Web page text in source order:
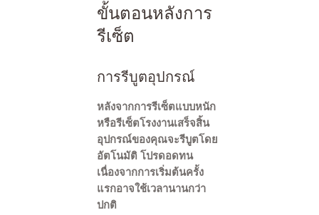
ขั้นตอนหลังการ
รีเซ็ต
การรีบูตอุปกรณ์
หลังจากการรีเซ็ตแบบหนัก
หรือรีเซ็ตโรงงานเสร็จสิ้น
อุปกรณ์ของคุณจะรีบูตโดย
อัตโนมัติ โปรดอดทน
เนื่องจากการเริ่มต้นครั้ง
แรกอาจใช้เวลานานกว่า
ปกติ